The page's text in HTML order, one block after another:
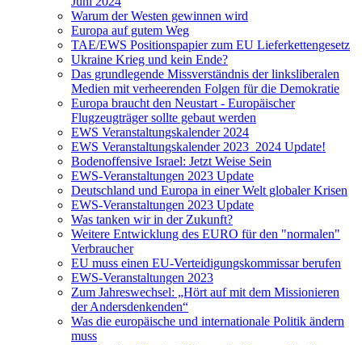
Warum der Westen gewinnen wird
Europa auf gutem Weg
TAE/EWS Positionspapier zum EU Lieferkettengesetz
Ukraine Krieg und kein Ende?
Das grundlegende Missverständnis der linksliberalen
Medien mit verheerenden Folgen für die Demokratie
Europa braucht den Neustart - Europäischer
Flugzeugträger sollte gebaut werden
EWS Veranstaltungskalender 2024
EWS Veranstaltungskalender 2023_2024 Update!
Bodenoffensive Israel: Jetzt Weise Sein
EWS-Veranstaltungen 2023 Update
Deutschland und Europa in einer Welt globaler Krisen
EWS-Veranstaltungen 2023 Update
Was tanken wir in der Zukunft?
Weitere Entwicklung des EURO für den "normalen"
Verbraucher
EU muss einen EU-Verteidigungskommissar berufen
EWS-Veranstaltungen 2023
Zum Jahreswechsel: „Hört auf mit dem Missionieren
der Andersdenkenden“
Was die europäische und internationale Politik ändern
muss